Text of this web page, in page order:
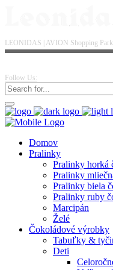
LEONIDAS | AVION Shopping
Follow Us:
Domov
Pralinky
Pralinky horká
Pralinky
Pralinky biela
Pralinky ruby
Marcipán
Želé
Čokoládové výrobky
Tabuľky &
Deti